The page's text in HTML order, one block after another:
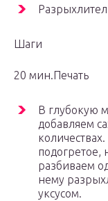
Шаги
20 мин.Печать
В глубокую
добавляем
подогретое,
разбиваем
нему
уксусом.